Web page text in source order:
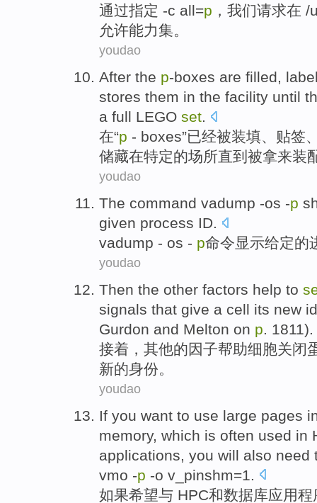
通过指定 -c all=p ， 我们请求在 /
允许能力集。
youdao
After the p-boxes are filled,
stores them in the facility until
a full LEGO set.
在“p - boxes”已经被装填、 贴签
储藏在特定的场所直到 被拿来装
youdao
The command vadump -os -p
given process ID.
vadump - os - p命令显示给定的
youdao
Then the other factors help to
signals that give a cell its new
Gurdon and Melton on p. 1811).
接着 ， 其他的因子帮助细胞关闭
新的身份。
youdao
If you want to use large pages
memory, which is often used in
applications , you will also need
vmo -p -o v_pinshm=1
如果希望与 HPC和数据库应用程